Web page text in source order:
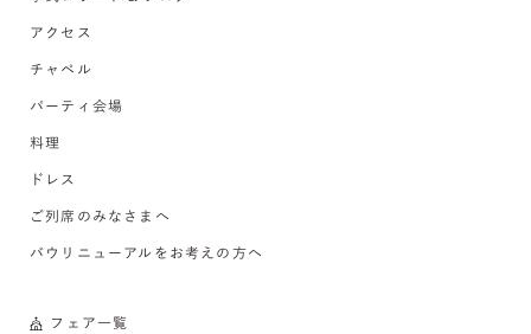
アクセス
チャペル
パーティ会場
料理
ドレス
ご列席のみなさまへ
バウリニューアルをお考えの方へ
フェア一覧